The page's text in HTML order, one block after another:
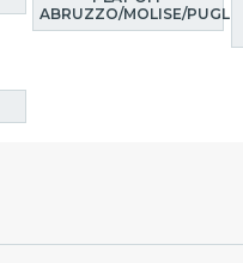
ABRUZZO/MOLISE/PUGLIA